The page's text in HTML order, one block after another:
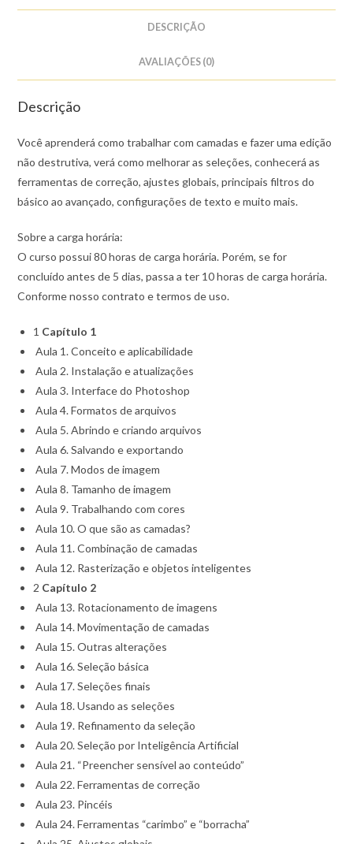
DESCRIÇÃO
AVALIAÇÕES (0)
Descrição
Você aprenderá como trabalhar com camadas e fazer uma edição
não destrutiva, verá como melhorar as seleções, conhecerá as
ferramentas de correção, ajustes globais, principais filtros do
básico ao avançado, configurações de texto e muito mais.
Sobre a carga horária:
O curso possui 80 horas de carga horária. Porém, se for
concluído antes de 5 dias, passa a ter 10 horas de carga horária.
Conforme nosso contrato e termos de uso.
1 Capítulo 1
Aula 1. Conceito e aplicabilidade
Aula 2. Instalação e atualizações
Aula 3. Interface do Photoshop
Aula 4. Formatos de arquivos
Aula 5. Abrindo e criando arquivos
Aula 6. Salvando e exportando
Aula 7. Modos de imagem
Aula 8. Tamanho de imagem
Aula 9. Trabalhando com cores
Aula 10. O que são as camadas?
Aula 11. Combinação de camadas
Aula 12. Rasterização e objetos inteligentes
2 Capítulo 2
Aula 13. Rotacionamento de imagens
Aula 14. Movimentação de camadas
Aula 15. Outras alterações
Aula 16. Seleção básica
Aula 17. Seleções finais
Aula 18. Usando as seleções
Aula 19. Refinamento da seleção
Aula 20. Seleção por Inteligência Artificial
Aula 21. “Preencher sensível ao conteúdo”
Aula 22. Ferramentas de correção
Aula 23. Pincéis
Aula 24. Ferramentas “carimbo” e “borracha”